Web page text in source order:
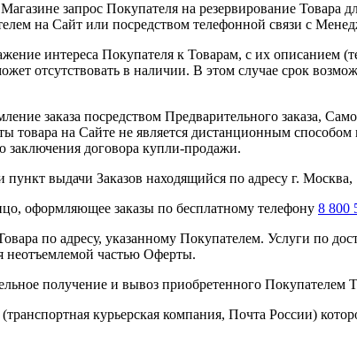
запрос Покупателя на резервирование Товара
на Сайт или посредством телефонной связи с
интереса Покупателя к Товарам, с их описанием
отсутствовать в наличии. В этом случае срок
заказа посредством Предварительного заказа,
товара на Сайте не является дистанционным
заключения договора купли-продажи.
выдачи Заказов находящийся по адресу г.
оформляющее заказы по бесплатному телефону 8 800
по адресу, указанному Покупателем. Услуги по
неотъемлемой частью Оферты.
получение и вывоз приобретенного Покупателем
курьерская компания, Почта России)